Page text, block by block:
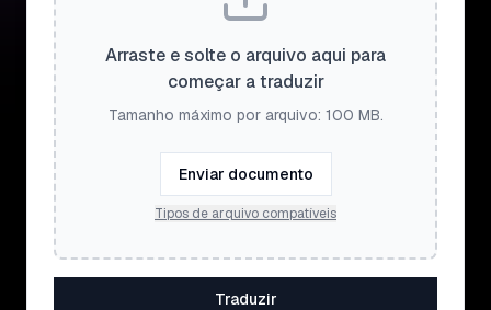
Arraste e solte o arquivo aqui para
começar a traduzir
Tamanho máximo por arquivo: 100 MB.
Enviar documento
Tipos de arquivo compatíveis
Traduzir